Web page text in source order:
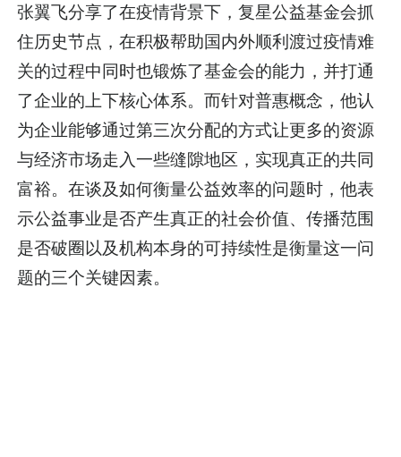
张翼飞分享了在疫情背景下，复星公益基金会抓
住历史节点，在积极帮助国内外顺利渡过疫情难
关的过程中同时也锻炼了基金会的能力，并打通
了企业的上下核心体系。而针对普惠概念，他认
为企业能够通过第三次分配的方式让更多的资源
与经济市场走入一些缝隙地区，实现真正的共同
富裕。在谈及如何衡量公益效率的问题时，他表
示公益事业是否产生真正的社会价值、传播范围
是否破圈以及机构本身的可持续性是衡量这一问
题的三个关键因素。